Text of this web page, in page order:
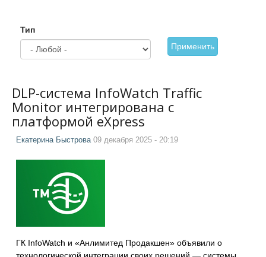
Тип
Применить
DLP-система InfoWatch Traffic
Monitor интегрирована с
платформой eXpress
Екатерина Быстрова09 декабря 2025 - 20:19
ГК InfoWatch и «Анлимитед Продакшен» объявили о